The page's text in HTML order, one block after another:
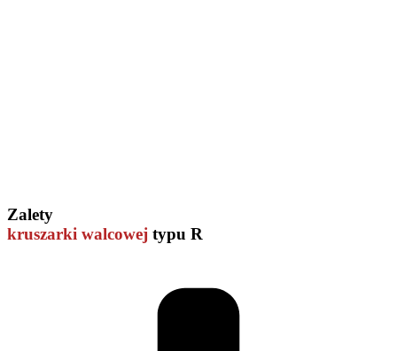
Zalety
kruszarki walcowej typu R